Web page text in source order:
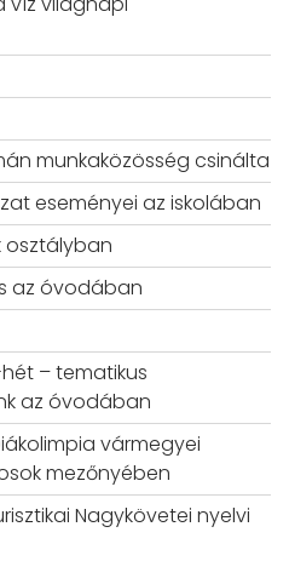
munkaközösség csinálta
eseményei az iskolában
osztályban
az óvodában
– tematikus
az óvodában
vármegyei
mezőnyében
Nagykövetei nyelvi